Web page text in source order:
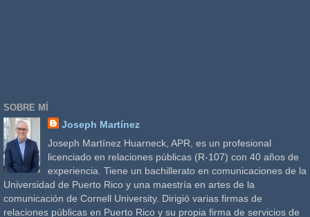
SOBRE MÍ
Joseph Martínez
Joseph Martínez Huarneck, APR, es un profesional
licenciado en relaciones públicas (R-107) con 40 años de
experiencia. Tiene un bachillerato en comunicaciones de la
Universidad de Puerto Rico y una maestría en artes de la
comunicación de Cornell University. Dirigió varias firmas de
relaciones públicas en Puerto Rico y su propia firma de servicios de